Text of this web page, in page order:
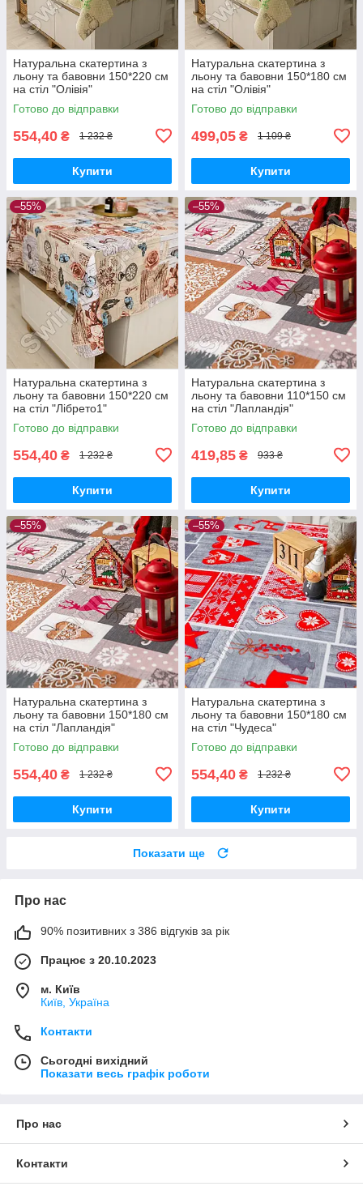
Натуральна скатертина з
льону та бавовни 150*220 см
на стіл "Олівія"
Готово до відправки
554,40 ₴ 1 232 ₴
Купити
Натуральна скатертина з
льону та бавовни 150*180 см
на стіл "Олівія"
Готово до відправки
499,05 ₴ 1 109 ₴
Купити
–55%
Натуральна скатертина з
льону та бавовни 150*220 см
на стіл "Лібрето1"
Готово до відправки
554,40 ₴ 1 232 ₴
Купити
–55%
Натуральна скатертина з
льону та бавовни 110*150 см
на стіл "Лапландія"
Готово до відправки
419,85 ₴ 933 ₴
Купити
–55%
Натуральна скатертина з
льону та бавовни 150*180 см
на стіл "Лапландія"
Готово до відправки
554,40 ₴ 1 232 ₴
Купити
–55%
Натуральна скатертина з
льону та бавовни 150*180 см
на стіл "Чудеса"
Готово до відправки
554,40 ₴ 1 232 ₴
Купити
Показати ще
Про нас
90% позитивних з 386 відгуків за рік
Працює з 20.10.2023
м. Київ
Київ, Україна
Контакти
Сьогодні вихідний
Показати весь графік роботи
Про нас
Контакти